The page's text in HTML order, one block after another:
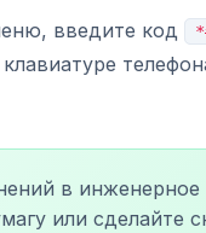
введите код
в
или сделайте